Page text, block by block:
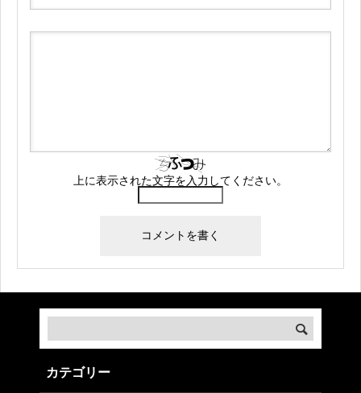
上に表示された文字を入力してください。
カテゴリー